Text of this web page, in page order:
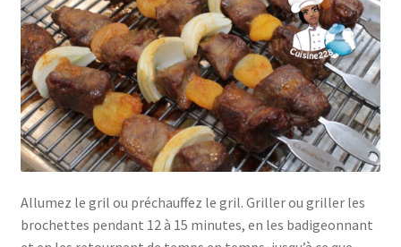
Allumez le gril ou préchauffez le gril. Griller ou griller les
brochettes pendant 12 à 15 minutes, en les badigeonnant